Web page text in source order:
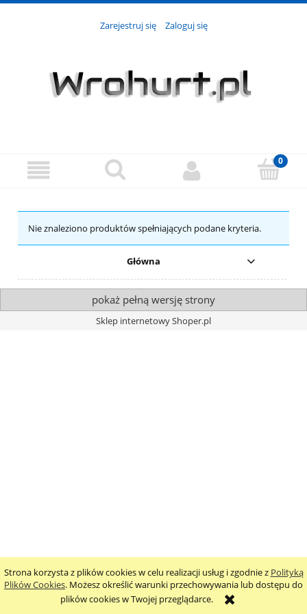
Strona korzysta z plików cookies w celu realizacji usług i zgodnie z Polityką
Plików Cookies. Możesz określić warunki przechowywania lub dostępu do
plików cookies w Twojej przeglądarce.
Zarejestruj się Zaloguj się
Nie znaleziono produktów spełniających podane kryteria.
Główna
pokaż pełną wersję strony
Sklep internetowy Shoper.pl